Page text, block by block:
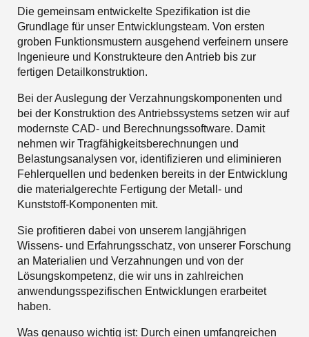
Die gemeinsam entwickelte Spezifikation ist die
Grundlage für unser Entwicklungsteam. Von ersten
groben Funktionsmustern ausgehend verfeinern unsere
Ingenieure und Konstrukteure den Antrieb bis zur
fertigen Detailkonstruktion.
Bei der Auslegung der Verzahnungskomponenten und
bei der Konstruktion des Antriebssystems setzen wir auf
modernste CAD- und Berechnungssoftware. Damit
nehmen wir Tragfähigkeitsberechnungen und
Belastungsanalysen vor, identifizieren und eliminieren
Fehlerquellen und bedenken bereits in der Entwicklung
die materialgerechte Fertigung der Metall- und
Kunststoff-Komponenten mit.
Sie profitieren dabei von unserem langjährigen
Wissens- und Erfahrungsschatz, von unserer Forschung
an Materialien und Verzahnungen und von der
Lösungskompetenz, die wir uns in zahlreichen
anwendungsspezifischen Entwicklungen erarbeitet
haben.
Was genauso wichtig ist: Durch einen umfangreichen